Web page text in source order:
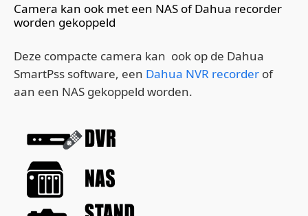
Camera kan ook met een NAS of Dahua recorder
worden gekoppeld
Deze compacte camera kan ook op de Dahua
SmartPss software, een Dahua NVR recorder of
aan een NAS gekoppeld worden.